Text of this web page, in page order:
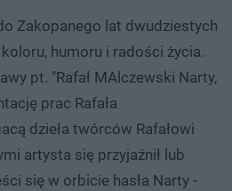
Zakopanego lat dwudziestych
humoru i radości życia.
pt. "Rafał MAlczewski Narty,
prac Rafała
dzieła twórców Rafałowi
artysta się przyjaźnił lub
się w orbicie hasła Narty -